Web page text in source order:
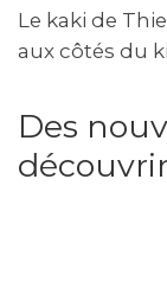
Le kaki de
aux côtés du
Des